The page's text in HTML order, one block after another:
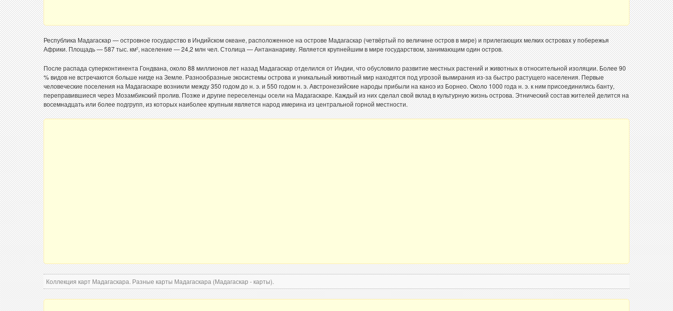
Республика Мадагаскар — островное государство в Индийском океане, расположенное на острове Мадагаскар (четвёртый по величине остров в мире) и прилегающих мелких островах у побережья
Африки. Площадь — 587 тыс. км², население — 24,2 млн чел. Столица — Антананариву. Является крупнейшим в мире государством, занимающим один остров.
После распада суперконтинента Гондвана, около 88 миллионов лет назад Мадагаскар отделился от Индии, что обусловило развитие местных растений и животных в относительной изоляции. Более 90
% видов не встречаются больше нигде на Земле. Разнообразные экосистемы острова и уникальный животный мир находятся под угрозой вымирания из-за быстро растущего населения. Первые
человеческие поселения на Мадагаскаре возникли между 350 годом до н. э. и 550 годом н. э. Австронезийские народы прибыли на каноэ из Борнео. Около 1000 года н. э. к ним присоединились банту,
переправившиеся через Мозамбикский пролив. Позже и другие переселенцы осели на Мадагаскаре. Каждый из них сделал свой вклад в культурную жизнь острова. Этнический состав жителей делится на
восемнадцать или более подгрупп, из которых наиболее крупным является народ имерина из центральной горной местности.
Коллекция карт Мадагаскара. Разные карты Мадагаскара (Мадагаскар - карты).